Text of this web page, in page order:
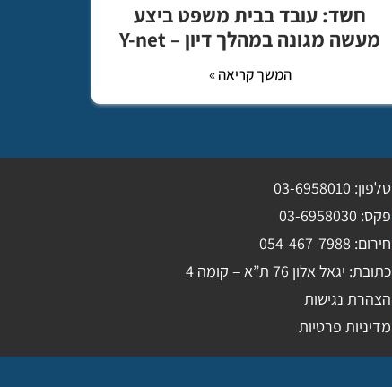
חשד: עובד בבית משפט ביצע
מעשה מגונה במהלך דיון – Y-net
המשך קריאה »
טלפון: 03-6958010
פקס: 03-6958030
חירום: 054-467-7988
כתובת: יגאל אלון 76 ת”א – קומה 4
הצהרת נגישות
מדיניות פרטיות